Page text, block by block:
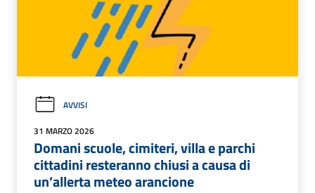
AVVISI
31 MARZO 2026
Domani scuole, cimiteri, villa e parchi
cittadini resteranno chiusi a causa di
un’allerta meteo arancione